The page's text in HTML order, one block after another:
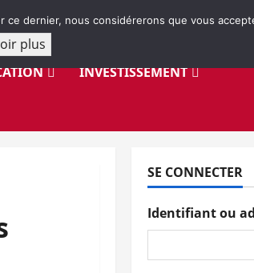
INVESTISSEMENT
SE CONNECTER
Identifiant ou
dernier, nous considérerons que vous
plus